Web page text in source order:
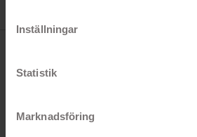
Inställningar
Statistik
Marknadsföring